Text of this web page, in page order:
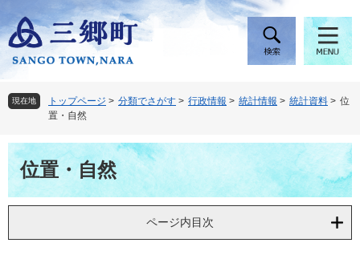
ー
ジ
頭
で
。
ニ
ュ
飛
ば
て
現在地 トップページ > 分類でさがす > 行政情報 > 統計情報 > 統計資料 > 位
置・自然
本
文位置・自然
ページ内目次